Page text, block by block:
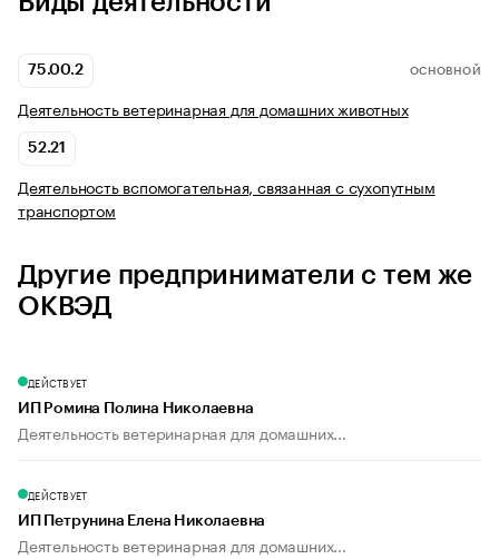
75.00.2 ОСНОВНОЙ
Деятельность ветеринарная для домашних животных
52.21
Деятельность вспомогательная, связанная с сухопутным
транспортом
Другие предприниматели с тем же
ОКВЭД
ДЕЙСТВУЕТ
ИП Ромина Полина Николаевна
Деятельность ветеринарная для домашних...
ДЕЙСТВУЕТ
ИП Петрунина Елена Николаевна
Деятельность ветеринарная для домашних...